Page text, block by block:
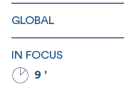
GLOBAL
IN FOCUS
9 '